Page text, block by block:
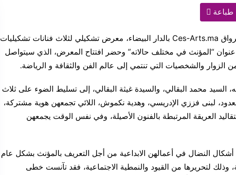
طباعة
افتتح يوم السبت 13 مارس 2021 برواق Ces-Arts.ma بالدار البيضاء، معرض تشكيلي لثلاث فنانات تشكيليات
عنوان “المؤنث في مختلف حالاته” وحضر افتتاح المعرض، الذي سيتواصل
محمد البقالي، والسيدة غيثة البقالي، إلى تسليط الضوء على ثلاث
لبنى فززي الإدريسي، وهدية نكموش، اللائي تجمعهن هوية مشتركة،
العريقة المرتبطة بالفنون الأصيلة، وفي نفس الوقت يجمعهن
النضال في أعمالهن الابداعية من أجل التعريف بالمؤنث بشكل عام
وذلك لتحريرها من القيود والنمطية الاجتماعية، فقد تآنست خطى